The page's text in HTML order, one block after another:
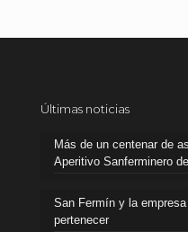
Últimas noticias
Más de un centenar de
Aperitivo Sanferminero
San Fermín y la
pertenecer